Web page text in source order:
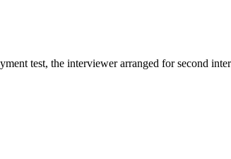
test, the interviewer arranged for second